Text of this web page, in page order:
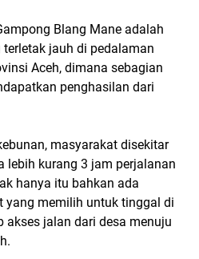
Blang Mane adalah
jauh di pedalaman
Aceh, dimana sebagian
penghasilan dari
masyarakat disekitar
lebih kurang 3 jam perjalanan
hanya itu bahkan ada
yang memilih untuk tinggal di
akses jalan dari desa menuju